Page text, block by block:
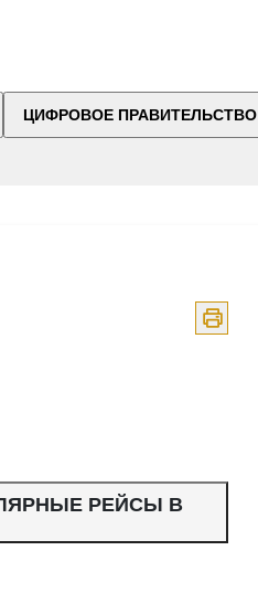
ЦИФРОВОЕ ПРАВИТЕЛЬСТВО
РЕЙСЫ В